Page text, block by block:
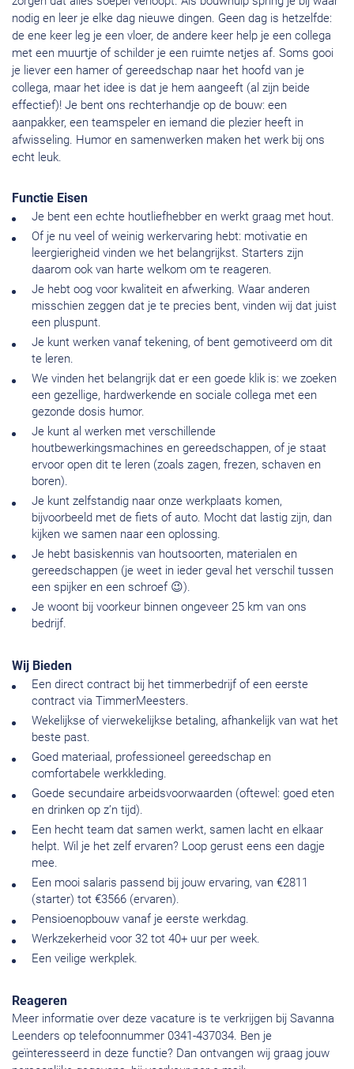
nodig en leer je elke dag nieuwe dingen. Geen dag is hetzelfde:
de ene keer leg je een vloer, de andere keer help je een collega
met een muurtje of schilder je een ruimte netjes af. Soms gooi
je liever een hamer of gereedschap naar het hoofd van je
collega, maar het idee is dat je hem aangeeft (al zijn beide
effectief)! Je bent ons rechterhandje op de bouw: een
aanpakker, een teamspeler en iemand die plezier heeft in
afwisseling. Humor en samenwerken maken het werk bij ons
echt leuk.
Functie Eisen
Je bent een echte houtliefhebber en werkt graag met hout.
Of je nu veel of weinig werkervaring hebt: motivatie en
leergierigheid vinden we het belangrijkst. Starters zijn
daarom ook van harte welkom om te reageren.
Je hebt oog voor kwaliteit en afwerking. Waar anderen
misschien zeggen dat je te precies bent, vinden wij dat juist
een pluspunt.
Je kunt werken vanaf tekening, of bent gemotiveerd om dit
te leren.
We vinden het belangrijk dat er een goede klik is: we zoeken
een gezellige, hardwerkende en sociale collega met een
gezonde dosis humor.
Je kunt al werken met verschillende
houtbewerkingsmachines en gereedschappen, of je staat
ervoor open dit te leren (zoals zagen, frezen, schaven en
boren).
Je kunt zelfstandig naar onze werkplaats komen,
bijvoorbeeld met de fiets of auto. Mocht dat lastig zijn, dan
kijken we samen naar een oplossing.
Je hebt basiskennis van houtsoorten, materialen en
gereedschappen (je weet in ieder geval het verschil tussen
een spijker en een schroef 😉).
Je woont bij voorkeur binnen ongeveer 25 km van ons
bedrijf.
Wij Bieden
Een direct contract bij het timmerbedrijf of een eerste
contract via TimmerMeesters.
Wekelijkse of vierwekelijkse betaling, afhankelijk van wat het
beste past.
Goed materiaal, professioneel gereedschap en
comfortabele werkkleding.
Goede secundaire arbeidsvoorwaarden (oftewel: goed eten
en drinken op z’n tijd).
Een hecht team dat samen werkt, samen lacht en elkaar
helpt. Wil je het zelf ervaren? Loop gerust eens een dagje
mee.
Een mooi salaris passend bij jouw ervaring, van €2811
(starter) tot €3566 (ervaren).
Pensioenopbouw vanaf je eerste werkdag.
Werkzekerheid voor 32 tot 40+ uur per week.
Een veilige werkplek.
Reageren
Meer informatie over deze vacature is te verkrijgen bij Savanna
Leenders op telefoonnummer 0341-437034. Ben je
geïnteresseerd in deze functie? Dan ontvangen wij graag jouw